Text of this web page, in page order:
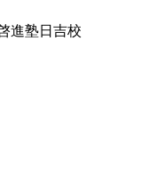
進塾日吉校